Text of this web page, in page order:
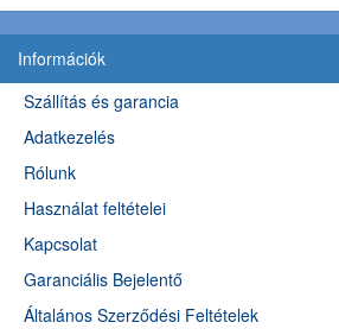
Információk
Szállítás és garancia
Adatkezelés
Rólunk
Használat feltételei
Kapcsolat
Garanciális Bejelentő
Általános Szerződési Feltételek